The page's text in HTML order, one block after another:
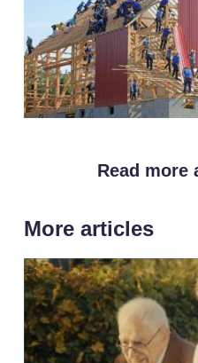
Read more
More articles